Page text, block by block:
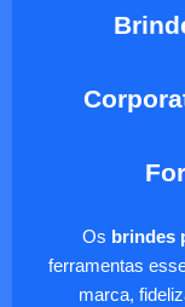
Os brindes
ferramentas
marca,